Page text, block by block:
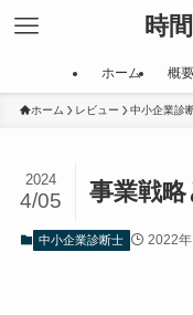
時
ホーム 概要
ホーム レビュー 中小企業診
事業戦略
2024
4/05
中小企業診断士 2022